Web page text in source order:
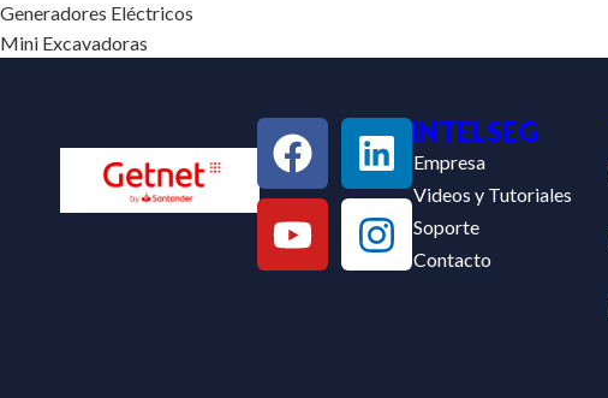
Generadores Eléctricos
Mini Excavadoras
INTELSEG
Empresa
Videos y Tutoriales
Soporte
Contacto